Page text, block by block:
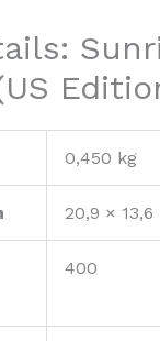
0,450 kg
20,9 ×
400